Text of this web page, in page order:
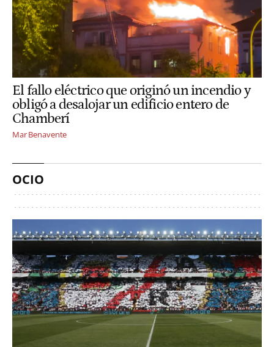
El fallo eléctrico que originó un incendio y
obligó a desalojar un edificio entero de
Chamberí
Mar Benavente
OCIO